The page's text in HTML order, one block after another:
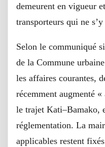
demeurent en vigueur
transporteurs qui ne
Selon le communiqué
de la Commune
les affaires courantes,
récemment augmenté
le trajet Kati–Bamako,
réglementation. La
applicables restent